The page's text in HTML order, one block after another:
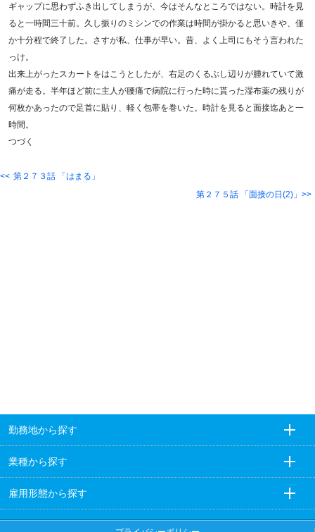
ギャップに思わずふき出してしまうが、今はそんなところではない。時計を見
ると一時間三十前。久し振りのミシンでの作業は時間が掛かると思いきや、僅
か十分程で終了した。さすが私、仕事が早い。昔、よく上司にもそう言われた
っけ。
出来上がったスカートをはこうとしたが、右足のくるぶし辺りが腫れていて激
痛が走る。半年ほど前に主人が腰痛で病院に行った時に貰った湿布薬の残りが
何枚かあったので足首に貼り、軽く包帯を巻いた。時計を見ると面接迄あと一
時間。
つづく
第２７３話 「はまる」
第２７５話 「面接の日(2)」
勤務地から探す
業種から探す
雇用形態から探す